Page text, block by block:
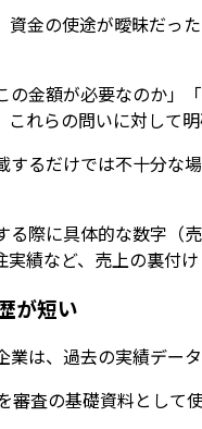
金の使途が曖昧だっ
の金額が必要なのか」
れらの問いに対して
するだけでは不十分な
際に具体的な数字（
績など、売上の裏付
が短い
は、過去の実績デー
審査の基礎資料として